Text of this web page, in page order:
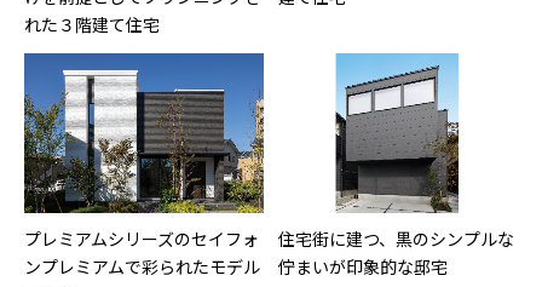
れた３階建て住宅
プレミアムシリーズのセイフォ
ンプレミアムで彩られたモデル
住宅街に建つ、黒のシンプルな
佇まいが印象的な邸宅